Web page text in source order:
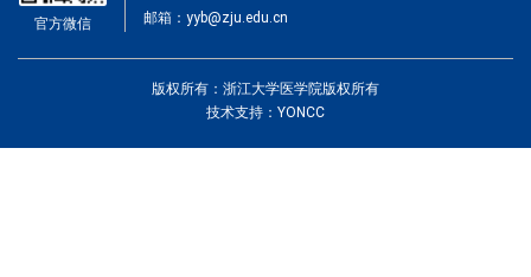
官方微信
邮箱：yyb@zju.edu.cn
版权所有：浙江大学医学院版权所有
技术支持：YONCC